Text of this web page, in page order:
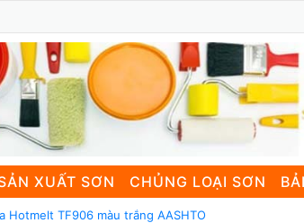
XUẤT SƠN CHỦNG LOẠI SƠN
Hotmelt TF906 màu trắng AASHTO